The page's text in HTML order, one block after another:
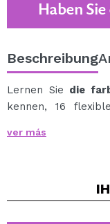
Haben
Beschreibung
Lernen Sie die
kennen, 16
glätten.
einem äußerst
ver más